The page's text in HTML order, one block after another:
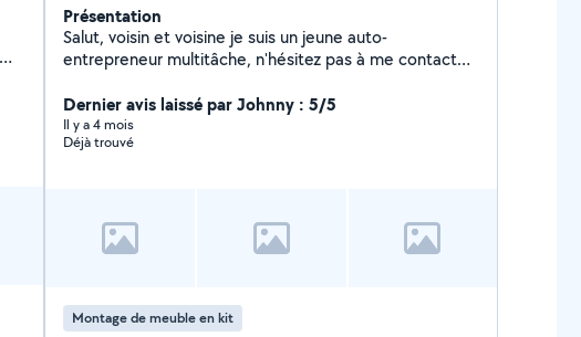
Présentation
Salut, voisin et voisine je suis un jeune auto-
entrepreneur multitâche, n'hésitez pas à me contacter
Dernier avis laissé par Johnny : 5/5
Il y a 4 mois
Déjà trouvé
Montage de meuble en kit